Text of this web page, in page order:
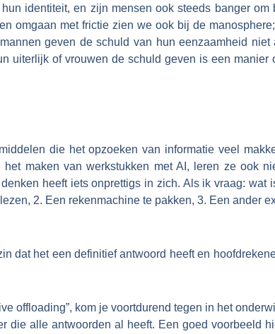
identiteit, en zijn mensen ook steeds banger
omgaan met frictie zien we ook bij de
geven de schuld van hun eenzaamheid niet
uiterlijk of vrouwen de schuld geven is een manier
die het opzoeken van informatie veel
maken van werkstukken met AI, leren ze ook
heeft iets onprettigs in zich. Als ik vraag: wat
2. Een rekenmachine te pakken, 3. Een ander
dat het een definitief antwoord heeft en
offloading”, kom je voortdurend tegen in het
die alle antwoorden al heeft. Een goed voorbeeld